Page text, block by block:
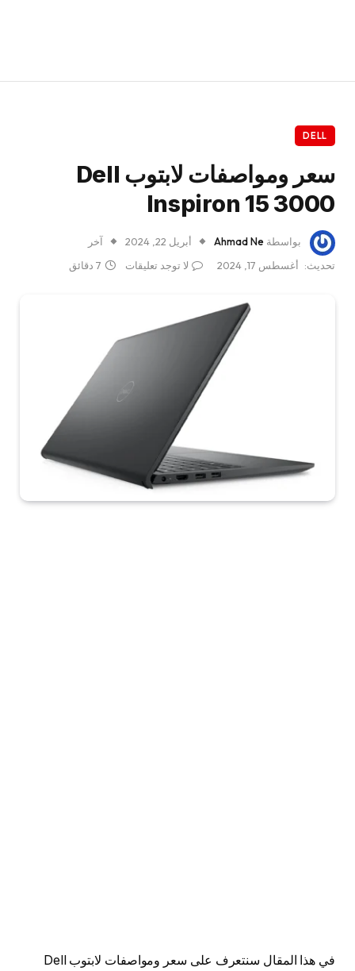
DELL
سعر ومواصفات لابتوب Dell
Inspiron 15 3000
بواسطة Ahmad Ne أبريل 22, 2024
آخر
تحديث:
أغسطس 17, 2024 لا توجد تعليقات 7 دقائق
في هذا المقال سنتعرف على سعر ومواصفات لابتوب Dell